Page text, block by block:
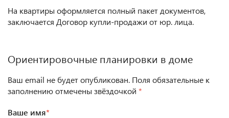
На квартиры оформляется полный пакет документов,
заключается Договор купли-продажи от юр. лица.
Ориентировочные планировки в доме
Ваш email не будет опубликован. Поля обязательные к
заполнению отмечены звёздочкой *
Ваше имя*